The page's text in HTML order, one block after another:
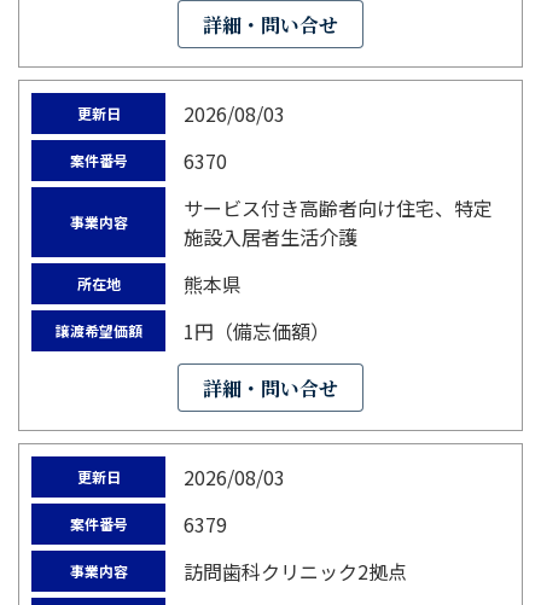
詳細・問い合せ
更新日 2026/08/03
案件番号 6370
事業内容
サービス付き高齢者向け住宅、特定
施設入居者生活介護
所在地 熊本県
譲渡希望価額 1円（備忘価額）
詳細・問い合せ
更新日 2026/08/03
案件番号 6379
事業内容
訪問歯科クリニック2拠点